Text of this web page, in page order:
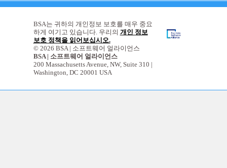
expand
BSA는 귀하의 개인정보 보호를 매우 중요
하게 여기고 있습니다. 우리의 개인 정보
보호 정책을 읽어보십시오.
© 2026 BSA | 소프트웨어 얼라이언스
BSA | 소프트웨어 얼라이언스
200 Massachusetts Avenue, NW, Suite 310 |
Washington, DC 20001 USA